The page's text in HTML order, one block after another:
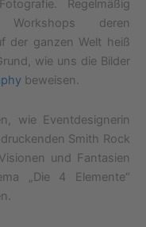
Regelmäßig
deren
der ganzen Welt heiß
wie uns die Bilder
beweisen.
wie Eventdesignerin
Smith Rock
und Fantasien
„Die 4 Elemente“